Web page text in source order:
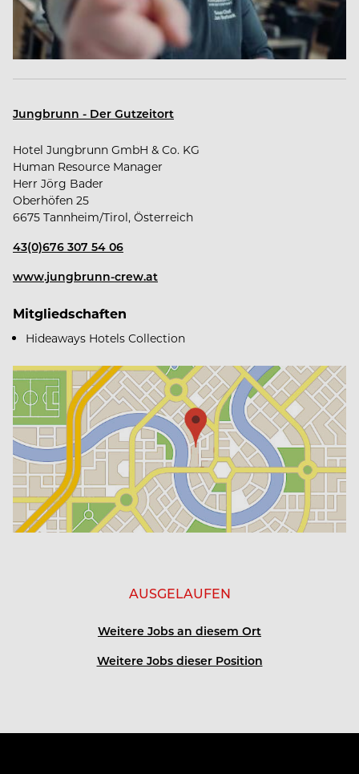
Werde Teil unserer Crew. Wir freuen uns auf
Das bekommst du von uns
Sicherer & mehrmals ausgezeichneter Arbeitgeber
Jahresstelle mit 14 Monatsgehältern
Geregelte Arbeitszeiten und verschiedene
Arbeitszeitmodelle
3, 4 oder 5 Tage-Woche möglich
kosenfreie Nutzung des Mitarbeiterautos (bei
wöchentliche SPA-Abende
Jungbrunn - Der Gutzeitort
Hotel Jungbrunn GmbH & Co. KG
Human Resource Manager
Herr Jörg Bader
Oberhöfen 25
6675 Tannheim/Tirol, Österreich
43(0)676 307 54 06
www.jungbrunn-crew.at
Mitgliedschaften
Hideaways Hotels Collection
AUSGELAUFEN
Weitere Jobs an diesem Ort
Weitere Jobs dieser Position